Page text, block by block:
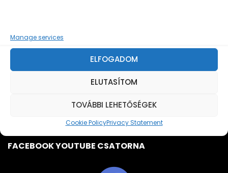
Manage services
ELFOGADOM
ELUTASÍTOM
TOVÁBBI LEHETŐSÉGEK
Cookie PolicyPrivacy Statement
info@komloikaptar.hu
FACEBOOK YOUTUBE CSATORNA